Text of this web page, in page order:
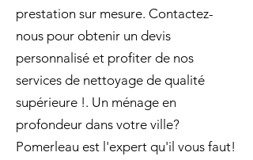
prestation sur mesure. Contactez-
nous pour obtenir un devis
personnalisé et profiter de nos
services de nettoyage de qualité
supérieure !. Un ménage en
profondeur dans votre ville?
Pomerleau est l'expert qu'il vous faut!